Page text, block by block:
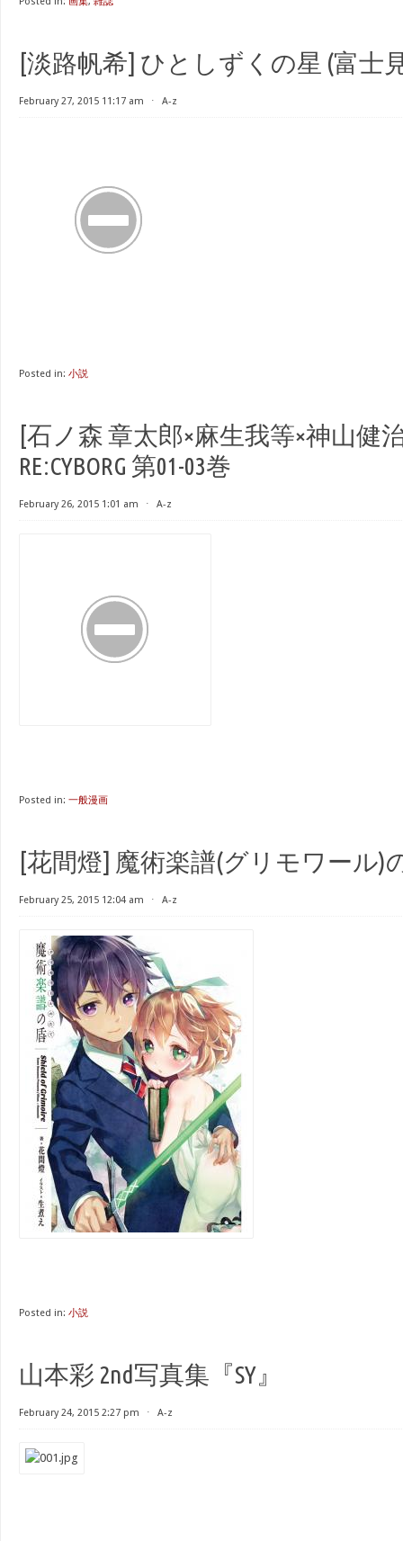
[淡路帆希] ひとしずくの星 (富士
February 27, 2015 11:17 am ⋅ A-z
Posted in: 小説
[石ノ森 章太郎×麻生我等×神山健
RE:CYBORG 第01-03巻
February 26, 2015 1:01 am ⋅ A-z
Posted in: 一般漫画
[花間燈] 魔術楽譜(グリモワール)
February 25, 2015 12:04 am ⋅ A-z
Posted in: 小説
山本彩 2nd写真集『SY』
February 24, 2015 2:27 pm ⋅ A-z